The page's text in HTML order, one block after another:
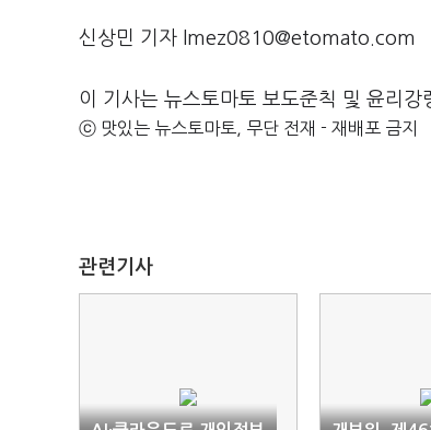
신상민 기자 lmez0810@etomato.com
이 기사는 뉴스토마토 보도준칙 및 윤리강
ⓒ 맛있는 뉴스토마토, 무단 전재 - 재배포 금지
관련기사